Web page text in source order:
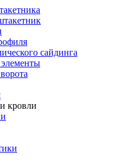
сайдинга
кровли